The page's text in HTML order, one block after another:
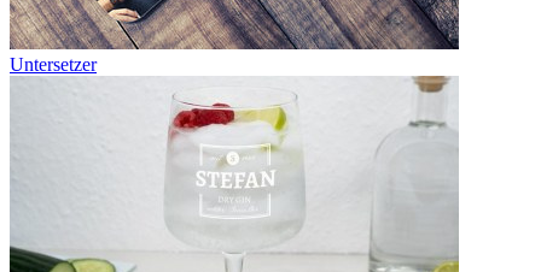
Untersetzer